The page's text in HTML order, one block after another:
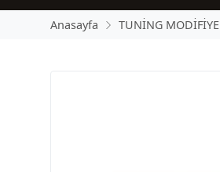
Anasayfa TUNİNG MODİFİYE